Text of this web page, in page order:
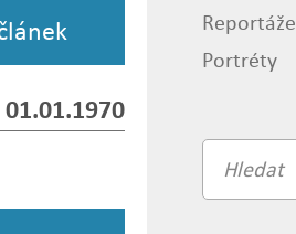
01.01.1970
Reportáže
Portréty
Vyhledávání